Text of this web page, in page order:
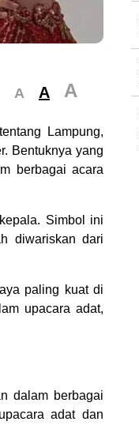
A A A
Lampung,
Bentuknya yang
berbagai acara
Simbol ini
diwariskan dari
paling kuat di
upacara adat,
dalam berbagai
adat dan